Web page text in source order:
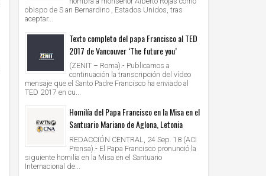
obispo de S an Bernardino , Estados Unidos, tras
aceptar...
Texto completo del papa Francisco al TED
2017 de Vancouver ‘The future you’
(ZENIT – Roma).- Publicamos a
continuación la transcripción del vídeo
mensaje que el Santo Padre Francisco ha enviado al
TED 2017 en cu...
Homilía del Papa Francisco en la Misa en el
Santuario Mariano de Aglona, Letonia
REDACCIÓN CENTRAL, 24 Sep. 18 (ACI
Prensa).- El Papa Francisco pronunció la
siguiente homilía en la Misa en el Santuario
Internacional de...